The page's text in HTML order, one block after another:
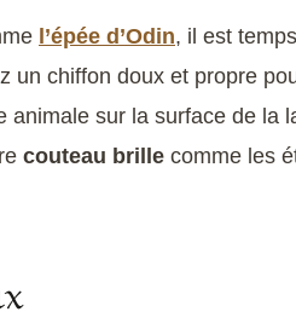
l’épée d’Odin, il est
un chiffon doux et propre
animale sur la surface de la
couteau brille comme les